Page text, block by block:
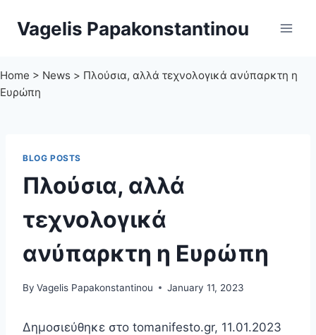
Vagelis Papakonstantinou
Home > News > Πλούσια, αλλά τεχνολογικά ανύπαρκτη η
Ευρώπη
BLOG POSTS
Πλούσια, αλλά
τεχνολογικά
ανύπαρκτη η Ευρώπη
By Vagelis Papakonstantinou January 11, 2023
Δημοσιεύθηκε στο tomanifesto.gr, 11.01.2023